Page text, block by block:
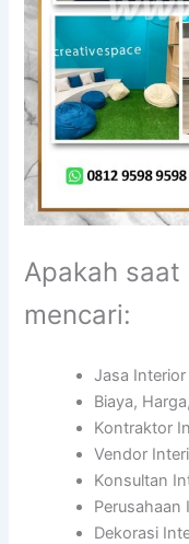
Apakah saat
mencari:
Jasa
Biaya,
Kontraktor
Vendor
Konsultan
Perusahaan
Dekorasi